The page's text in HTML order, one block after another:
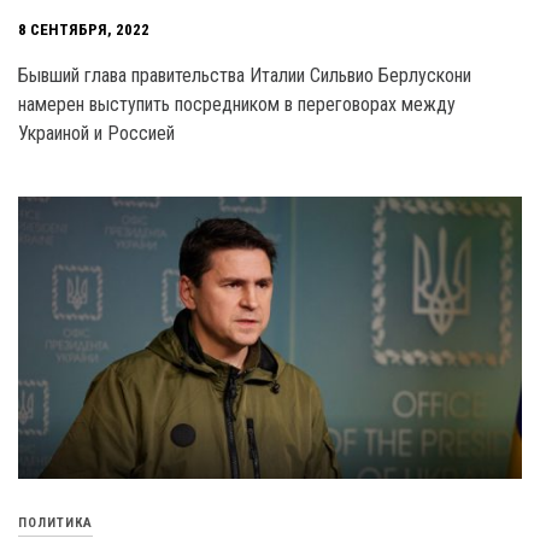
8 СЕНТЯБРЯ, 2022
Бывший глава правительства Италии Сильвио Берлускони
намерен выступить посредником в переговорах между
Украиной и Россией
ПОЛИТИКА